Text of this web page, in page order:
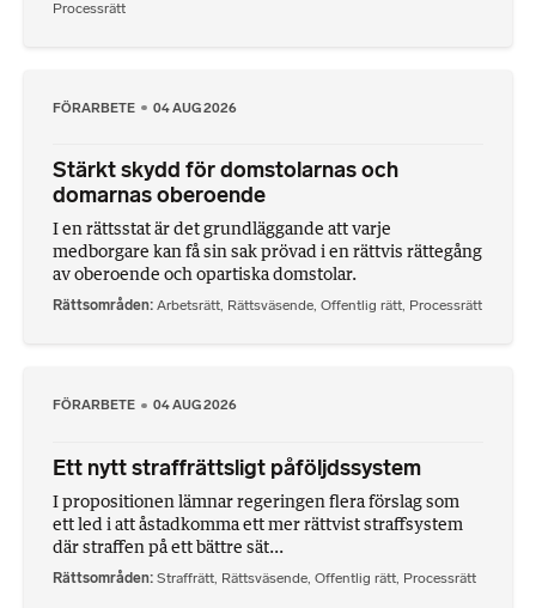
Processrätt
FÖRARBETE 04 AUG 2026
Stärkt skydd för domstolarnas och
domarnas oberoende
I en rättsstat är det grundläggande att varje
medborgare kan få sin sak prövad i en rättvis rättegång
av oberoende och opartiska domstolar.
Rättsområden Arbetsrätt, Rättsväsende, Offentlig rätt, Processrätt
FÖRARBETE 04 AUG 2026
Ett nytt straffrättsligt påföljdssystem
I propositionen lämnar regeringen flera förslag som
ett led i att åstadkomma ett mer rättvist straffsystem
där straffen på ett bättre sät...
Rättsområden Straffrätt, Rättsväsende, Offentlig rätt, Processrätt